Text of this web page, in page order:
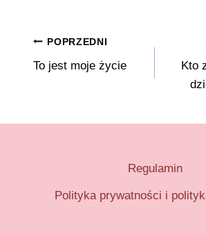
Nawigacja
wpisu
POPRZEDNI
To jest moje życie
Kto
Regulamin
Polityka prywatności i